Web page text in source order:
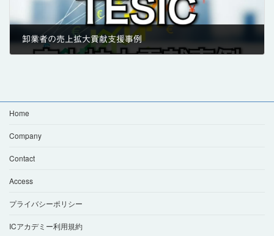
卸業者の売上拡大貢献支援事例
Home
Company
Contact
Access
プライバシーポリシー
ICアカデミー利用規約